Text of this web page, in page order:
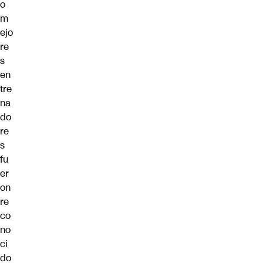
o
m
ejo
re
s
en
tre
na
do
re
s
fu
er
on
re
co
no
ci
do